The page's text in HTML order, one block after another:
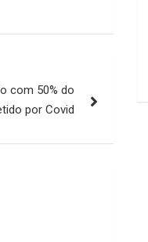
com 50% do
por Covid